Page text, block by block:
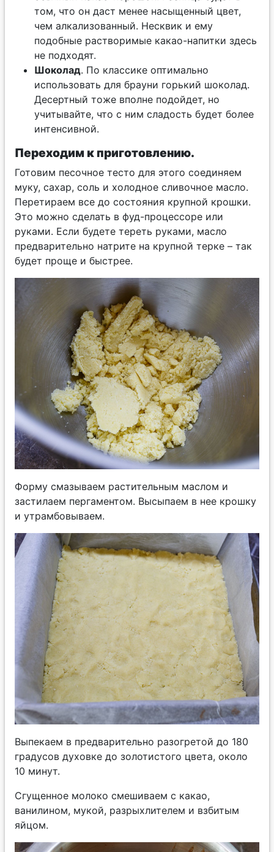
том, что он даст менее насыщенный цвет,
чем алкализованный. Несквик и ему
подобные растворимые какао-напитки здесь
не подходят.
Шоколад. По классике оптимально
использовать для брауни горький шоколад.
Десертный тоже вполне подойдет, но
учитывайте, что с ним сладость будет более
интенсивной.
Переходим к приготовлению.
Готовим песочное тесто для этого соединяем
муку, сахар, соль и холодное сливочное масло.
Перетираем все до состояния крупной крошки.
Это можно сделать в фуд-процессоре или
руками. Если будете тереть руками, масло
предварительно натрите на крупной терке – так
будет проще и быстрее.
Форму смазываем растительным маслом и
застилаем пергаментом. Высыпаем в нее крошку
и утрамбовываем.
Выпекаем в предварительно разогретой до 180
градусов духовке до золотистого цвета, около
10 минут.
Сгущенное молоко смешиваем с какао,
ванилином, мукой, разрыхлителем и взбитым
яйцом.